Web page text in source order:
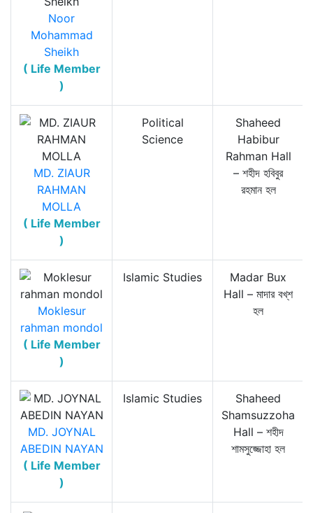
Noor
Mohammad
Sheikh
( Life Member
)
MD. ZIAUR
RAHMAN
MOLLA
( Life Member
)
Political
Science
Shaheed
Habibur
Rahman Hall
– শহীদ হবিবুর
রহমান হল
Moklesur
rahman mondol
( Life Member
)
Islamic Studies
Madar Bux
Hall – মাদার বখ্‌শ
হল
MD. JOYNAL
ABEDIN NAYAN
( Life Member
)
Islamic Studies
Shaheed
Shamsuzzoha
Hall – শহীদ
শামসুজ্জোহা হল